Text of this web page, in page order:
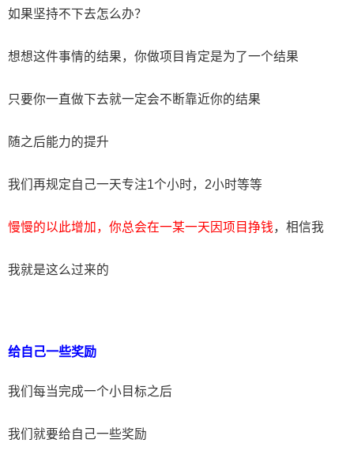
如果坚持不下去怎么办？
想想这件事情的结果，你做项目肯定是为了一个结果
只要你一直做下去就一定会不断靠近你的结果
随之后能力的提升
我们再规定自己一天专注1个小时，2小时等等
慢慢的以此增加，你总会在一某一天因项目挣钱，相信我
我就是这么过来的
给自己一些奖励
我们每当完成一个小目标之后
我们就要给自己一些奖励